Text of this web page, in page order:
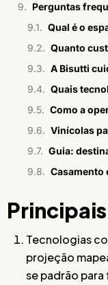
Perguntas
Tecnologias
projeção
se padrão